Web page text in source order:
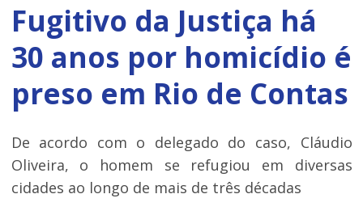
Fugitivo da Justiça há
30 anos por homicídio é
preso em Rio de Contas
De acordo com o delegado do caso, Cláudio
Oliveira, o homem se refugiou em diversas
cidades ao longo de mais de três décadas